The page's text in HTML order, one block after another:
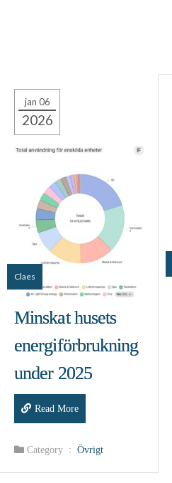
jan 06
2026
Claes
Minskat husets
energiförbrukning
under 2025
Read More
Category : Övrigt